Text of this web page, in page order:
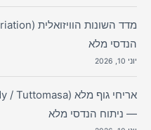
הנדסי מלא
יוני 10, 2026
— ניתוח הנדסי מלא